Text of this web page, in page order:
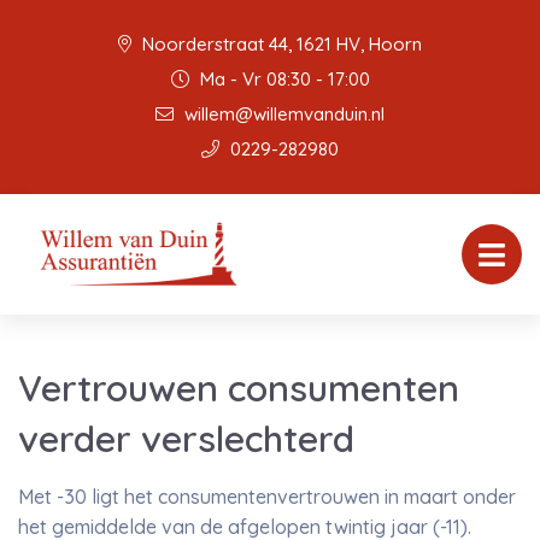
Noorderstraat 44, 1621 HV, Hoorn
Ma - Vr 08:30 - 17:00
willem@willemvanduin.nl
0229-282980
Vertrouwen consumenten
verder verslechterd
Met -30 ligt het consumentenvertrouwen in maart onder
het gemiddelde van de afgelopen twintig jaar (-11).